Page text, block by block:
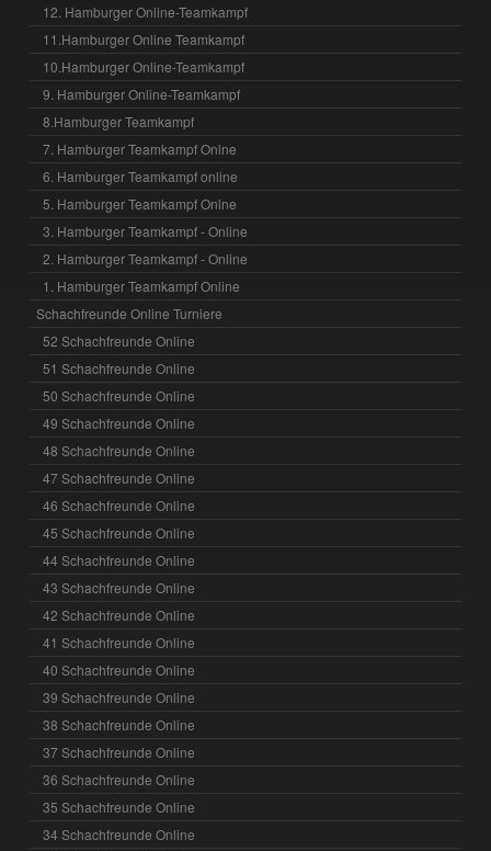
12. Hamburger Online-Teamkampf
11.Hamburger Online Teamkampf
10.Hamburger Online-Teamkampf
9. Hamburger Online-Teamkampf
8.Hamburger Teamkampf
7. Hamburger Teamkampf Onlne
6. Hamburger Teamkampf online
5. Hamburger Teamkampf Onlne
3. Hamburger Teamkampf - Online
2. Hamburger Teamkampf - Online
1. Hamburger Teamkampf Online
Schachfreunde Online Turniere
52 Schachfreunde Online
51 Schachfreunde Online
50 Schachfreunde Online
49 Schachfreunde Online
48 Schachfreunde Online
47 Schachfreunde Online
46 Schachfreunde Online
45 Schachfreunde Online
44 Schachfreunde Online
43 Schachfreunde Online
42 Schachfreunde Online
41 Schachfreunde Online
40 Schachfreunde Online
39 Schachfreunde Online
38 Schachfreunde Online
37 Schachfreunde Online
36 Schachfreunde Online
35 Schachfreunde Online
34 Schachfreunde Online